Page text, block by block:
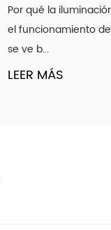
1. El
por qué lo
LEER MÁS